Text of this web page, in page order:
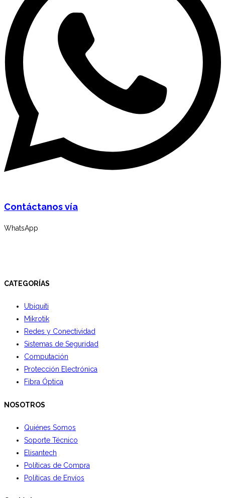
Contáctanos vía
WhatsApp
CATEGORÍAS
Ubiquiti
Mikrotik
Redes y Conectividad
Sistemas de Seguridad
Computación
Protección Electrónica
Fibra Óptica
NOSOTROS
Quiénes Somos
Soporte Técnico
Elisantech
Políticas de Compra
Políticas de Envíos